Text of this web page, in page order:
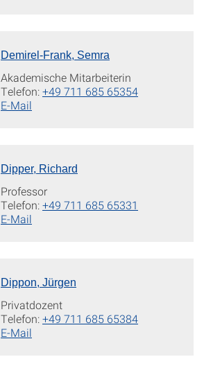
Demirel-Frank, Semra
Akademische Mitarbeiterin
Telefon:+49 711 685 65354
E-Mail
Dipper, Richard
Professor
Telefon:+49 711 685 65331
E-Mail
Dippon, Jürgen
Privatdozent
Telefon:+49 711 685 65384
E-Mail